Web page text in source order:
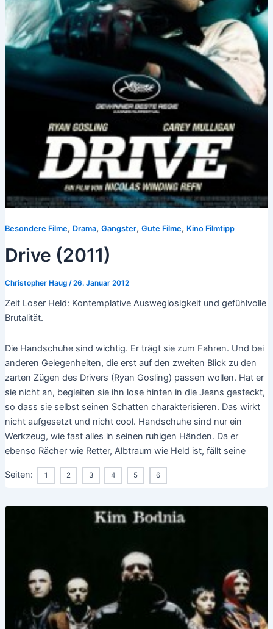
Besondere Filme, Drama, Gangster, Gute Filme, Kino Filmtipp
Drive (2011)
Christopher Haug /26. Januar 2012
Zeit Loser Held: Kontemplative Ausweglosigkeit und gefühlvolle
Brutalität.
Die Handschuhe sind wichtig. Er trägt sie zum Fahren. Und bei
anderen Gelegenheiten, die erst auf den zweiten Blick zu den
zarten Zügen des Drivers (Ryan Gosling) passen wollen. Hat er
sie nicht an, begleiten sie ihn lose hinten in die Jeans gesteckt,
so dass sie selbst seinen Schatten charakterisieren. Das wirkt
nicht aufgesetzt und nicht cool. Handschuhe sind nur ein
Werkzeug, wie fast alles in seinen ruhigen Händen. Da er
ebenso Rächer wie Retter, Albtraum wie Held ist, fällt seine
Seiten: 1 2 3 4 5 6